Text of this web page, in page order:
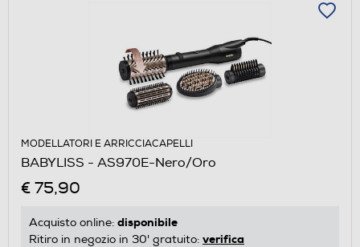
MODELLATORI E ARRICCIACAPELLI
BABYLISS - AS970E-Nero/Oro
€ 75,90
Acquisto online: disponibile
Ritiro in negozio in 30' gratuito: verifica